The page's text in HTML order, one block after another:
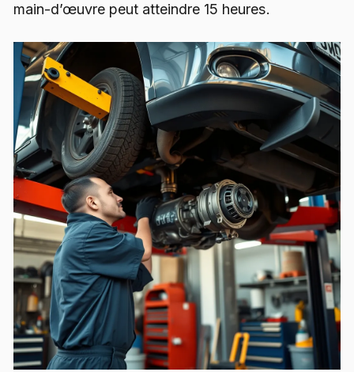
main-d’œuvre peut atteindre 15 heures.